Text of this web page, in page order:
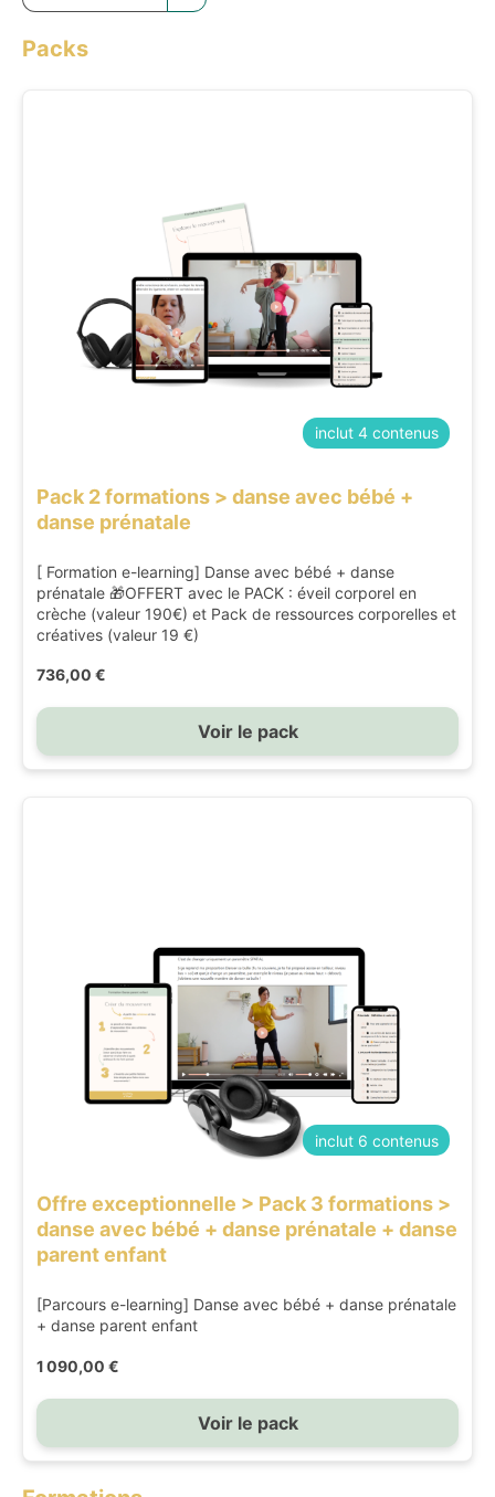
Packs
inclut 4 contenus
Pack 2 formations > danse avec bébé +
danse prénatale
[ Formation e-learning] Danse avec bébé + danse
prénatale 🎁OFFERT avec le PACK : éveil corporel en
crèche (valeur 190€) et Pack de ressources corporelles et
créatives (valeur 19 €)
736,00 €
Voir le pack
inclut 6 contenus
Offre exceptionnelle > Pack 3 formations >
danse avec bébé + danse prénatale + danse
parent enfant
[Parcours e-learning] Danse avec bébé + danse prénatale
+ danse parent enfant
1 090,00 €
Voir le pack